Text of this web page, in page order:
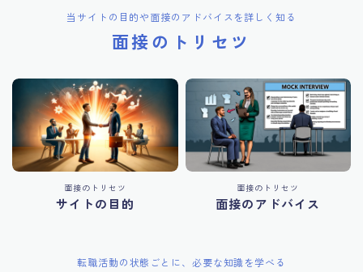
当サイトの目的や面接のアドバイスを詳しく知る
面接のトリセツ
面接のトリセツ
サイトの目的
面接のトリセツ
面接のアドバイス
転職活動の状態ごとに、必要な知識を学べる